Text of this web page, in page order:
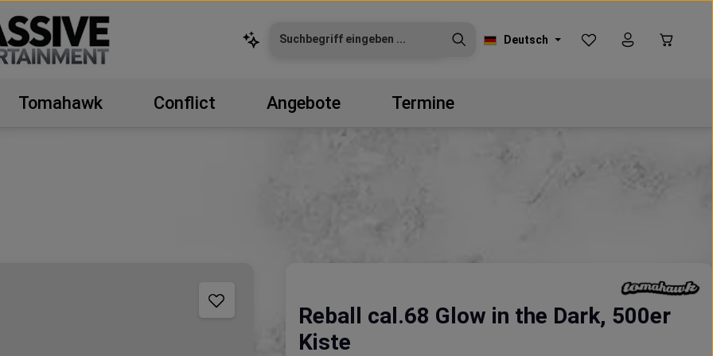
Deutsch
Du hast 0 Produkte
Tomahawk Conflict Angebote Termine
Reball cal.68 Glow in the Dark, 500er
Kiste